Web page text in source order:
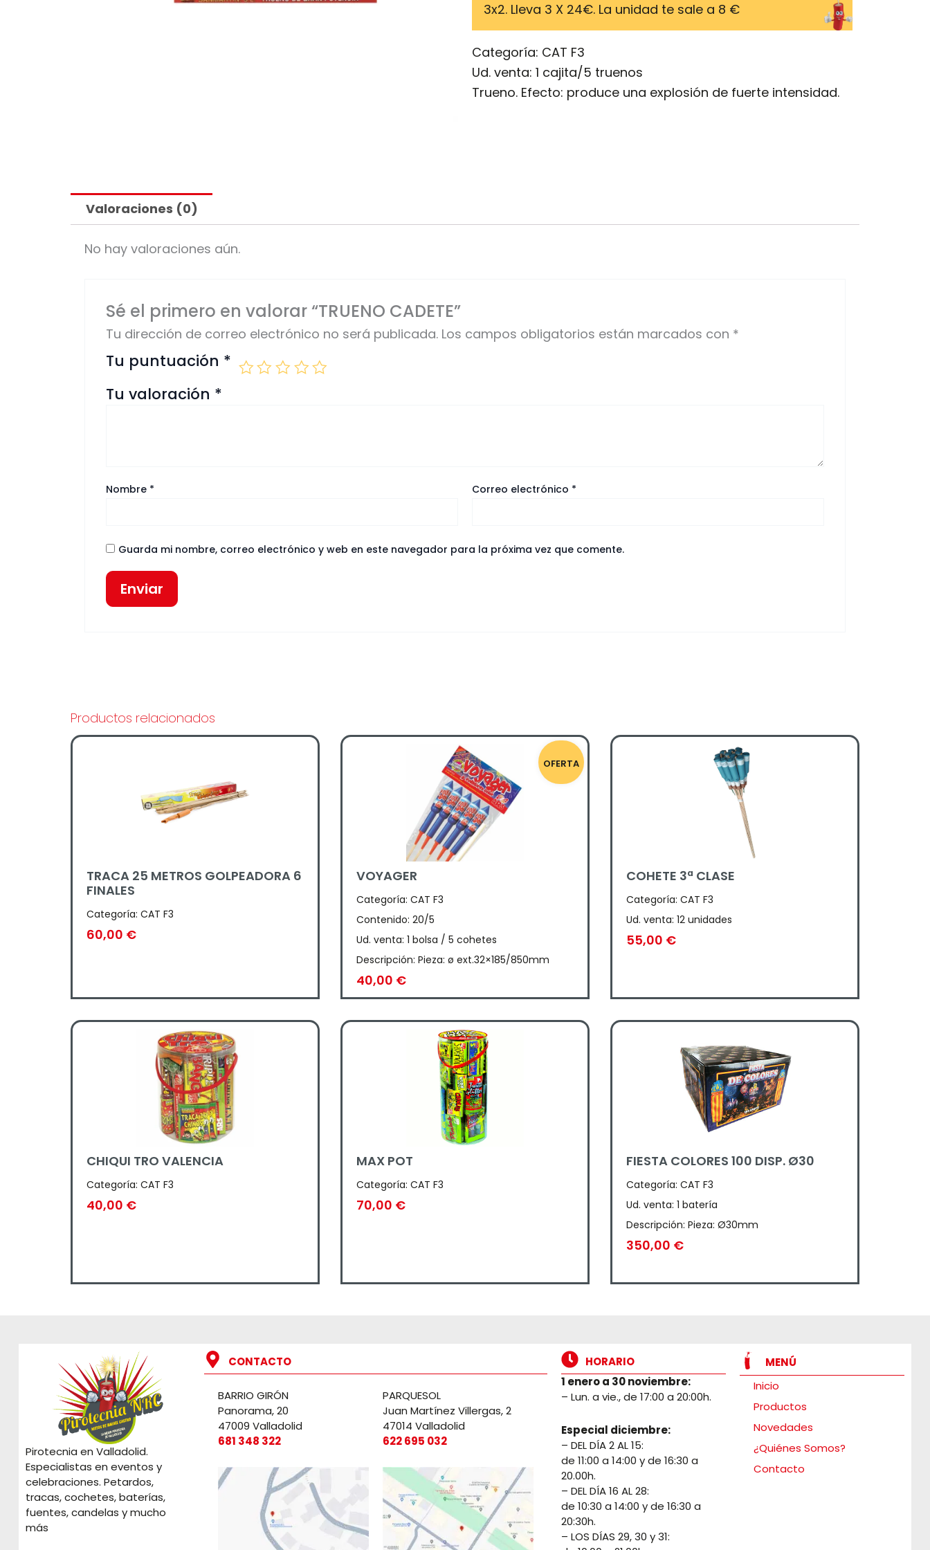
3x2. Lleva 3 X 24€. La unidad te sale a 8 €
Categoría: CAT F3
Ud. venta: 1 cajita/5 truenos
Trueno. Efecto: produce una explosión de fuerte intensidad.
Valoraciones (0)
No hay valoraciones aún.
Sé el primero en valorar “TRUENO CADETE”
Tu dirección de correo electrónico no será publicada. Los campos obligatorios están marcados con *
Tu puntuación *
Tu valoración *
Nombre * Correo electrónico *
Guarda mi nombre, correo electrónico y web en este navegador para la próxima vez que comente.
Productos relacionados
TRACA 25 METROS GOLPEADORA 6
FINALES
Categoría: CAT F3
60,00 €
OFERTA
VOYAGER
Categoría: CAT F3
Contenido: 20/5
Ud. venta: 1 bolsa / 5 cohetes
Descripción: Pieza: ø ext.32×185/850mm
40,00 €
COHETE 3ª CLASE
Categoría: CAT F3
Ud. venta: 12 unidades
55,00 €
CHIQUI TRO VALENCIA
Categoría: CAT F3
40,00 €
MAX POT
Categoría: CAT F3
70,00 €
FIESTA COLORES 100 DISP. Ø30
Categoría: CAT F3
Ud. venta: 1 batería
Descripción: Pieza: Ø30mm
350,00 €
Pirotecnia en Valladolid.
Especialistas en eventos y
celebraciones. Petardos,
tracas, cochetes, baterías,
fuentes, candelas y mucho
más
CONTACTO
BARRIO GIRÓN
Panorama, 20
47009 Valladolid
681 348 322
PARQUESOL
Juan Martínez Villergas, 2
47014 Valladolid
622 695 032
HORARIO
1 enero a 30 noviembre:
– Lun. a vie., de 17:00 a 20:00h.
Especial diciembre:
– DEL DÍA 2 AL 15:
de 11:00 a 14:00 y de 16:30 a
20.00h.
– DEL DÍA 16 AL 28:
de 10:30 a 14:00 y de 16:30 a
20:30h.
– LOS DÍAS 29, 30 y 31:
MENÚ
Inicio
Productos
Novedades
¿Quiénes Somos?
Contacto